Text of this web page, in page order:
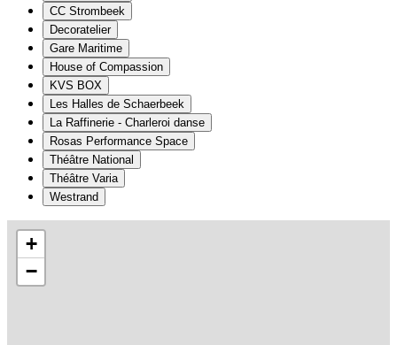
CC Strombeek
Decoratelier
Gare Maritime
House of Compassion
KVS BOX
Les Halles de Schaerbeek
La Raffinerie - Charleroi danse
Rosas Performance Space
Théâtre National
Théâtre Varia
Westrand
+
−